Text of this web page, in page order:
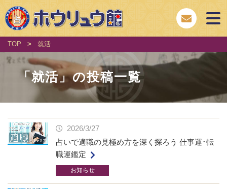
TOP > 就活
「就活」の投稿一覧
2026/3/27
占いで適職の見極め方を深く探ろう 仕事運･転
職運鑑定
お知らせ